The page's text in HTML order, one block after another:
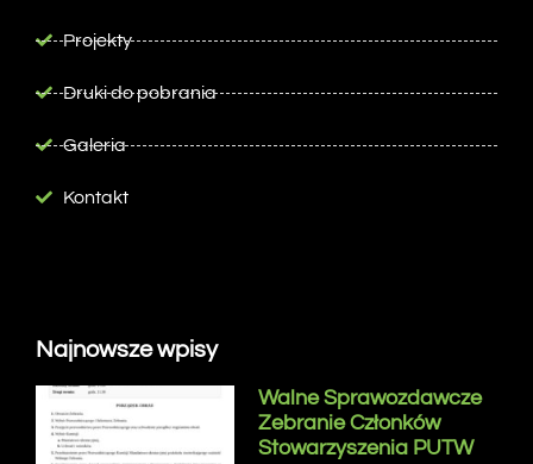
Projekty
Druki do pobrania
Galeria
Kontakt
Najnowsze wpisy
Walne Sprawozdawcze
Zebranie Członków
Stowarzyszenia PUTW